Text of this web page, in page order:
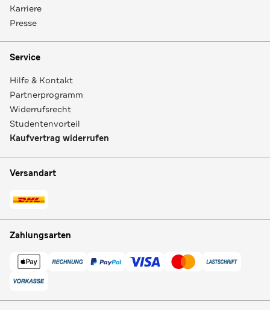
Karriere
Presse
Service
Hilfe & Kontakt
Partnerprogramm
Widerrufsrecht
Studentenvorteil
Kaufvertrag widerrufen
Versandart
Zahlungsarten